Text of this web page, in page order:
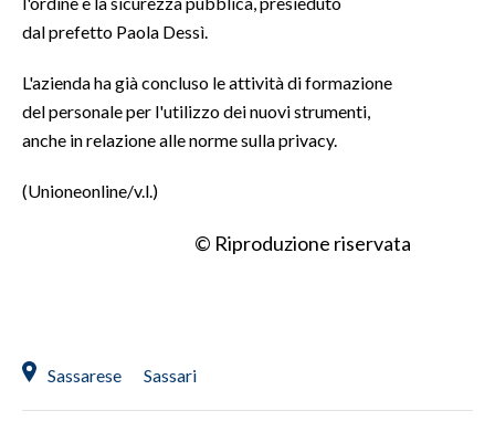
ANNUNCI
NECROLOGI
SPIAGGE
dal prefetto Paola Dessì.
L'azienda ha già concluso le attività di formazione
del personale per l'utilizzo dei nuovi strumenti,
anche in relazione alle norme sulla privacy.
(Unioneonline/v.l.)
© Riproduzione riservata
Sassarese Sassari